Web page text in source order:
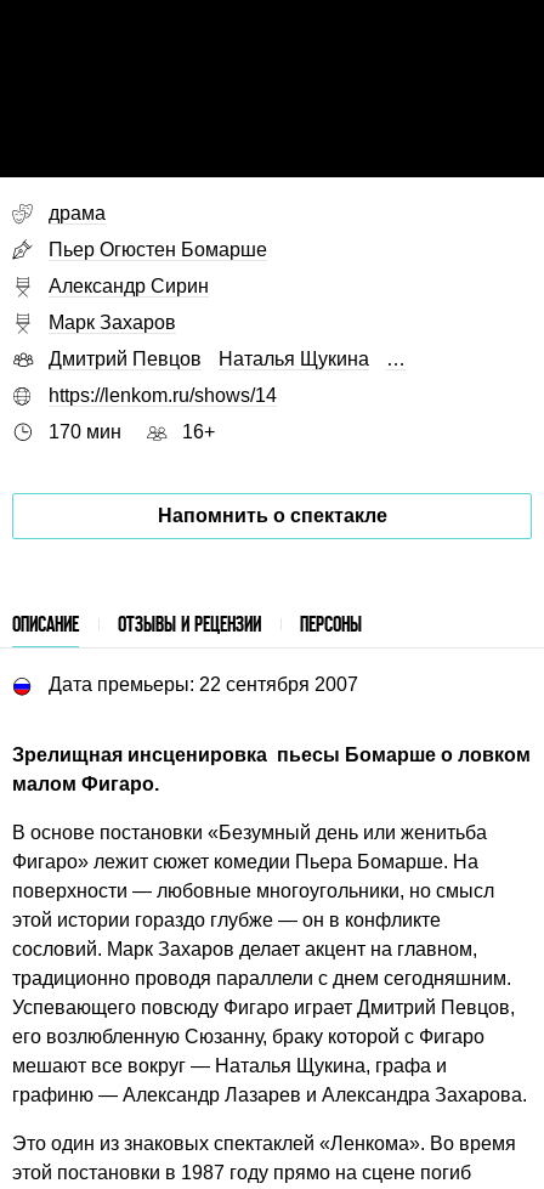
драма
Пьер Огюстен Бомарше
Александр Сирин
Марк Захаров
Дмитрий Певцов
Наталья Щукина
…
https://lenkom.ru/shows/14
170 мин
16+
Напомнить о спектакле
ОПИСАНИЕ ОТЗЫВЫ И РЕЦЕНЗИИ ПЕРСОНЫ
Дата премьеры: 22 сентября 2007
Зрелищная инсценировка пьесы Бомарше о ловком
малом Фигаро.
В основе постановки «Безумный день или женитьба
Фигаро» лежит сюжет комедии Пьера Бомарше. На
поверхности — любовные многоугольники, но смысл
этой истории гораздо глубже — он в конфликте
сословий. Марк Захаров делает акцент на главном,
традиционно проводя параллели с днем сегодняшним.
Успевающего повсюду Фигаро играет Дмитрий Певцов,
его возлюбленную Сюзанну, браку которой с Фигаро
мешают все вокруг — Наталья Щукина, графа и
графиню — Александр Лазарев и Александра Захарова.
Это один из знаковых спектаклей «Ленкома». Во время
этой постановки в 1987 году прямо на сцене погиб